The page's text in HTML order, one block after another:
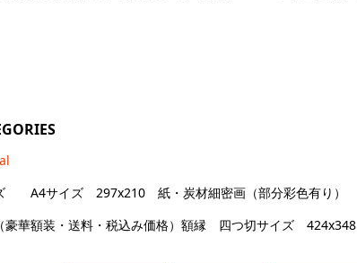
A4サイズ 297x210 紙・炭材細密画（部分彩色有り）
豪華額装・送料・税込み価格）額縁 四つ切サイズ 424x348